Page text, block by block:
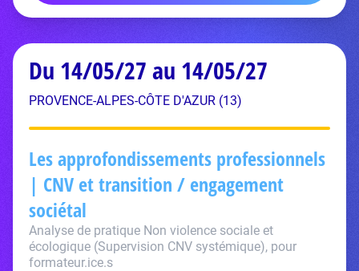
Du 14/05/27 au 14/05/27
PROVENCE-ALPES-CÔTE D'AZUR (13)
Les approfondissements professionnels
| CNV et transition / engagement
sociétal
Analyse de pratique Non violence sociale et
écologique (Supervision CNV systémique), pour
formateur.ice.s